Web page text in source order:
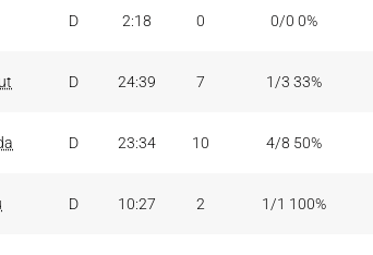
D 2:18 0 0/0 0%
D 24:39 7 1/3 33%
D 23:34 10 4/8 50%
D 10:27 2 1/1 100%